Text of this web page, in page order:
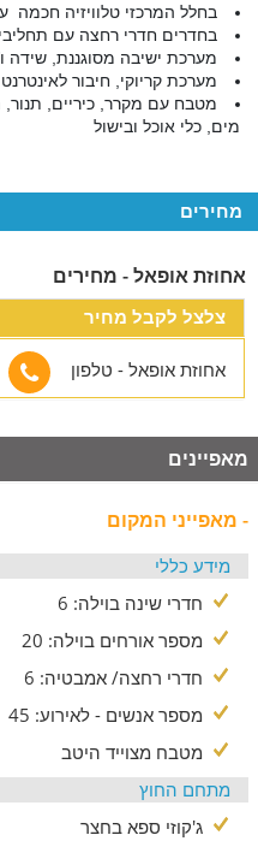
בחלל המרכזי טלוויזיה חכמה
בחדרים חדרי רחצה עם
מערכת ישיבה מסוגננת, שידה
מערכת קריוקי, חיבור
מטבח עם מקרר, כיריים,
מים, כלי אוכל ובישול
בחצר המתחם אשר
תמצאו:
ג'קוזי ספא מפנק, בריכה
פינות ישיבה עם ערסלים מול
עמדת ברביקיו, שולחנות משחק
ריהוט גן מושקע, משחקיה
כיף ועוד
טיפולי ספא מרגיעים, ארוחות
לכבוד ימי הולדת, מסיבות
* לשומרי השבת והמסורת
פלטת שבת, מיחם למים חמים,
במרחק הליכה.
מחירים
אחוזת אופאל - מחירים
צלצל לקבל מחיר
אחוזת אופאל - טלפון
מאפיינים
- מאפייני המקום
מידע כללי
חדרי שינה בוילה: 6
מספר אורחים בוילה: 20
חדרי רחצה/ אמבטיה: 6
מספר אנשים - לאירוע: 45
מטבח מצוייד היטב
מתחם החוץ
ג'קוזי ספא בחצר